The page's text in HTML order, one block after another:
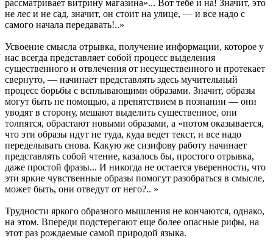
рассматривает витрину магазина»... Вот тебе и на! Значит, это
не лес и не сад, значит, он стоит на улице, — и все надо с
самого начала передавать!..»
Усвоение смысла отрывка, получение информации, которое у
нас всегда представляет собой процесс выделения
существенного и отвлечения от несущественного и протекает
свернуто, — начинает представлять здесь мучительный
процесс борьбы с всплывающими образами. Значит, образы
могут быть не помощью, а препятствием в познании — они
уводят в сторону, мешают выделить существенное, они
толпятся, обрастают новыми образами, а «потом оказывается,
что эти образы идут не туда, куда ведет текст, и все надо
переделывать снова. Какую же сизифову работу начинает
представлять собой чтение, казалось бы, простого отрывка,
даже простой фразы... И никогда не остается уверенности, что
эти яркие чувственные образы помогут разобраться в смысле,
может быть, они отведут от него?.. »
Трудности яркого образного мышления не кончаются, однако,
на этом. Впереди подстерегают еще более опасные рифы, на
этот раз рождаемые самой природой языка.